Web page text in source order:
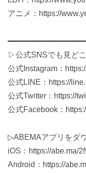
アニメ：https://
▷公式SNSでも見どこ
公式Instagram：
公式LINE：https://
公式Twitter：https://
公式Facebook：
▷ABEMAアプリをダ
iOS：https://abe.ma/
Android：https://